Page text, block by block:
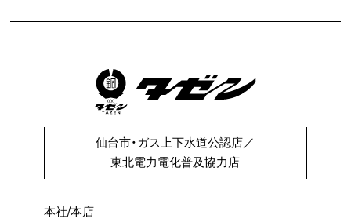
仙台市・ガス上下水道公認店／
東北電力電化普及協力店
本社/本店